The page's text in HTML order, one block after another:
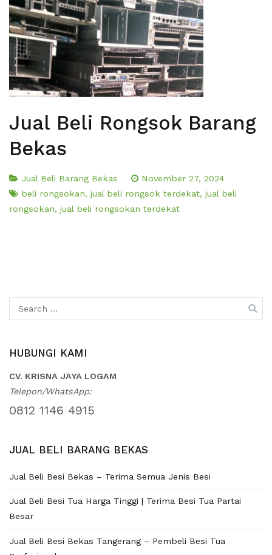
Jual Beli Rongsok Barang
Bekas
Jual Beli Barang Bekas
November 27, 2024
beli rongsokan, jual beli rongsok terdekat, jual beli
rongsokan, jual beli rongsokan terdekat
for:
HUBUNGI KAMI
CV. KRISNA JAYA LOGAM
Telepon/WhatsApp:
0812 1146 4915
JUAL BELI BARANG BEKAS
Jual Beli Besi Bekas – Terima Semua Jenis Besi
Jual Beli Besi Tua Harga Tinggi | Terima Besi Tua Partai
Besar
Jual Beli Besi Bekas Tangerang – Pembeli Besi Tua